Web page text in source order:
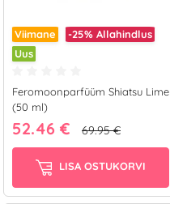
Viimane -25% Allahindlus
Uus
Feromoonparfüüm Shiatsu Lime
(50 ml)
52.46 € 69.95 €
LISA OSTUKORVI